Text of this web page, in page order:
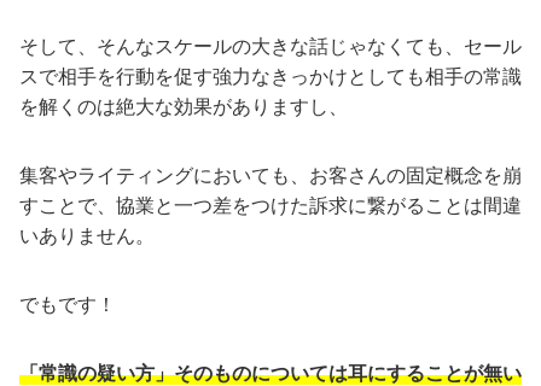
そして、そんなスケールの大きな話じゃなくても、セール
スで相手を行動を促す強力なきっかけとしても相手の常識
を解くのは絶大な効果がありますし、
集客やライティングにおいても、お客さんの固定概念を崩
すことで、協業と一つ差をつけた訴求に繋がることは間違
いありません。
でもです！
「常識の疑い方」そのものについては耳にすることが無い